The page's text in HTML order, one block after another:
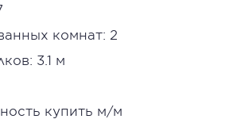
комнат: 2
3.1 м
купить м/м